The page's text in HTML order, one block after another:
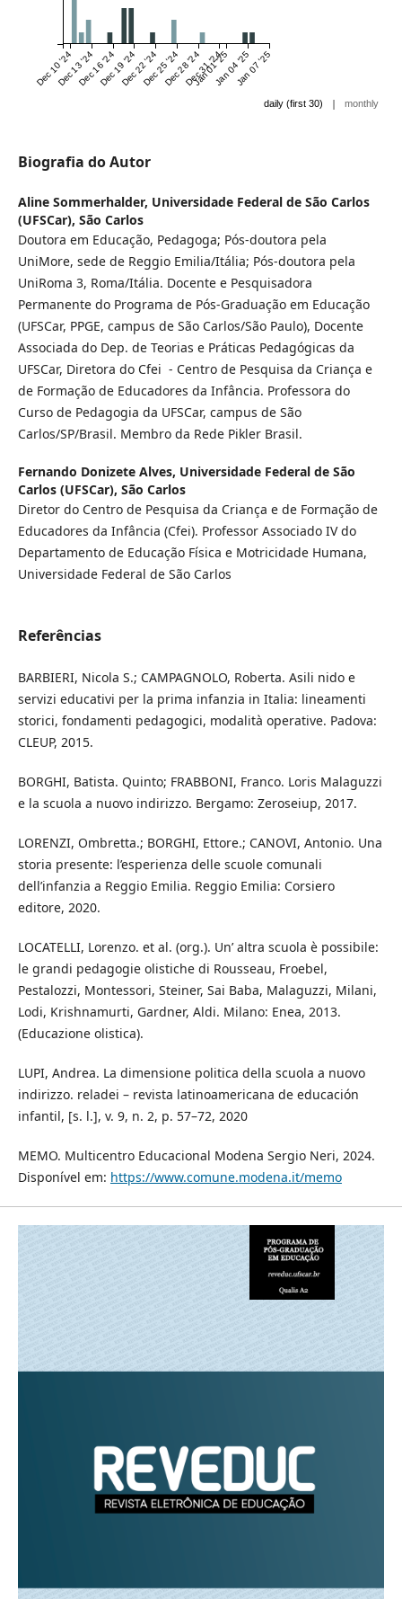
Dec 10 '24Dec 13 '24Dec 16 '24Dec 19 '24Dec 22 '24Dec 25 '24Dec 28 '24Dec 31 '24
Jan 01 '25Jan 04 '25Jan 07 '25
daily (first 30) | monthly
Biografia do Autor
Aline Sommerhalder, Universidade Federal de São Carlos
(UFSCar), São Carlos
Doutora em Educação, Pedagoga; Pós-doutora pela
UniMore, sede de Reggio Emilia/Itália; Pós-doutora pela
UniRoma 3, Roma/Itália. Docente e Pesquisadora
Permanente do Programa de Pós-Graduação em Educação
(UFSCar, PPGE, campus de São Carlos/São Paulo), Docente
Associada do Dep. de Teorias e Práticas Pedagógicas da
UFSCar, Diretora do Cfei - Centro de Pesquisa da Criança e
de Formação de Educadores da Infância. Professora do
Curso de Pedagogia da UFSCar, campus de São
Carlos/SP/Brasil. Membro da Rede Pikler Brasil.
Fernando Donizete Alves, Universidade Federal de São
Carlos (UFSCar), São Carlos
Diretor do Centro de Pesquisa da Criança e de Formação de
Educadores da Infância (Cfei). Professor Associado IV do
Departamento de Educação Física e Motricidade Humana,
Universidade Federal de São Carlos
Referências
BARBIERI, Nicola S.; CAMPAGNOLO, Roberta. Asili nido e
servizi educativi per la prima infanzia in Italia: lineamenti
storici, fondamenti pedagogici, modalità operative. Padova:
CLEUP, 2015.
BORGHI, Batista. Quinto; FRABBONI, Franco. Loris Malaguzzi
e la scuola a nuovo indirizzo. Bergamo: Zeroseiup, 2017.
LORENZI, Ombretta.; BORGHI, Ettore.; CANOVI, Antonio. Una
storia presente: l’esperienza delle scuole comunali
dell’infanzia a Reggio Emilia. Reggio Emilia: Corsiero
editore, 2020.
LOCATELLI, Lorenzo. et al. (org.). Un’ altra scuola è possibile:
le grandi pedagogie olistiche di Rousseau, Froebel,
Pestalozzi, Montessori, Steiner, Sai Baba, Malaguzzi, Milani,
Lodi, Krishnamurti, Gardner, Aldi. Milano: Enea, 2013.
(Educazione olistica).
LUPI, Andrea. La dimensione politica della scuola a nuovo
indirizzo. reladei – revista latinoamericana de educación
infantil, [s. l.], v. 9, n. 2, p. 57–72, 2020
MEMO. Multicentro Educacional Modena Sergio Neri, 2024.
Disponível em: https://www.comune.modena.it/memo